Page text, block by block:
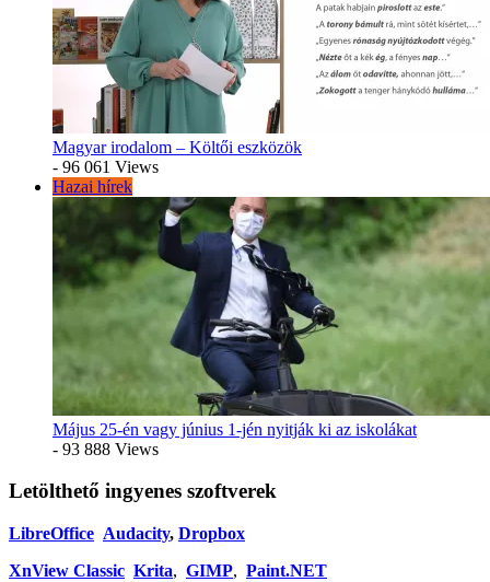
Magyar irodalom – Költői eszközök
- 96 061 Views
Hazai hírek
Május 25-én vagy június 1-jén nyitják ki az iskolákat
- 93 888 Views
Letölthető ingyenes szoftverek
LibreOffice Audacity, Dropbox
XnView Classic Krita, GIMP, Paint.NET